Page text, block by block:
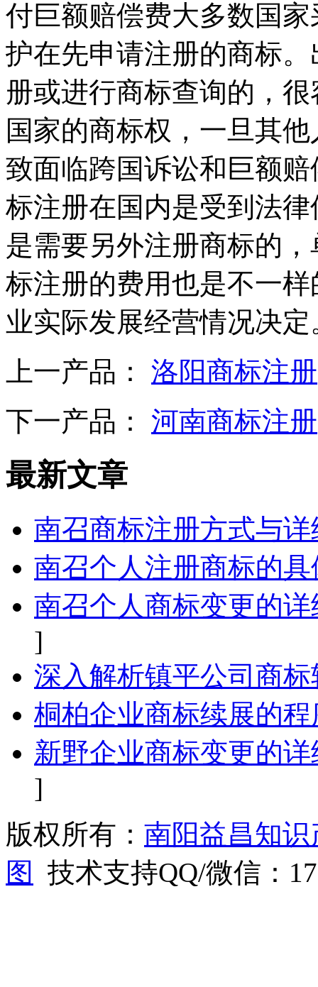
付巨额赔偿费大多数国
护在先申请注册的商标
册或进行商标查询的，
国家的商标权，一旦其
致面临跨国诉讼和巨额
标注册在国内是受到法
是需要另外注册商标的
标注册的费用也是不一
业实际发展经营情况决定
上一产品： 洛阳商标注册
下一产品： 河南商标注册
最新文章
南召商标注册方式与
南召个人注册商标的
南召个人商标变更的
]
深入解析镇平公司商
桐柏企业商标续展的
新野企业商标变更的
]
版权所有： 南阳益昌知
图
技术支持QQ/微信：